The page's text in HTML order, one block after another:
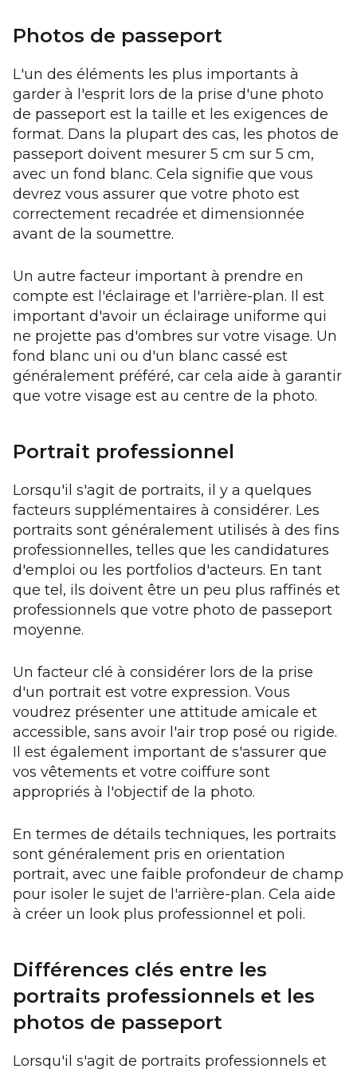
Photos de passeport
L'un des éléments les plus importants à
garder à l'esprit lors de la prise d'une photo
de passeport est la taille et les exigences de
format. Dans la plupart des cas, les photos de
passeport doivent mesurer 5 cm sur 5 cm,
avec un fond blanc. Cela signifie que vous
devrez vous assurer que votre photo est
correctement recadrée et dimensionnée
avant de la soumettre.
Un autre facteur important à prendre en
compte est l'éclairage et l'arrière-plan. Il est
important d'avoir un éclairage uniforme qui
ne projette pas d'ombres sur votre visage. Un
fond blanc uni ou d'un blanc cassé est
généralement préféré, car cela aide à garantir
que votre visage est au centre de la photo.
Portrait professionnel
Lorsqu'il s'agit de portraits, il y a quelques
facteurs supplémentaires à considérer. Les
portraits sont généralement utilisés à des fins
professionnelles, telles que les candidatures
d'emploi ou les portfolios d'acteurs. En tant
que tel, ils doivent être un peu plus raffinés et
professionnels que votre photo de passeport
moyenne.
Un facteur clé à considérer lors de la prise
d'un portrait est votre expression. Vous
voudrez présenter une attitude amicale et
accessible, sans avoir l'air trop posé ou rigide.
Il est également important de s'assurer que
vos vêtements et votre coiffure sont
appropriés à l'objectif de la photo.
En termes de détails techniques, les portraits
sont généralement pris en orientation
portrait, avec une faible profondeur de champ
pour isoler le sujet de l'arrière-plan. Cela aide
à créer un look plus professionnel et poli.
Différences clés entre les
portraits professionnels et les
photos de passeport
Lorsqu'il s'agit de portraits professionnels et